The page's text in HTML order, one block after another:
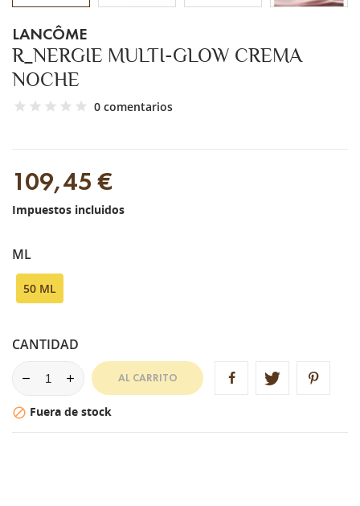
LANCÔME
R_NERGIE MULTI-GLOW CREMA
NOCHE
0 comentarios
109,45 €
Impuestos incluidos
ML
50 ML
CANTIDAD
AL CARRITO
 Fuera de stock